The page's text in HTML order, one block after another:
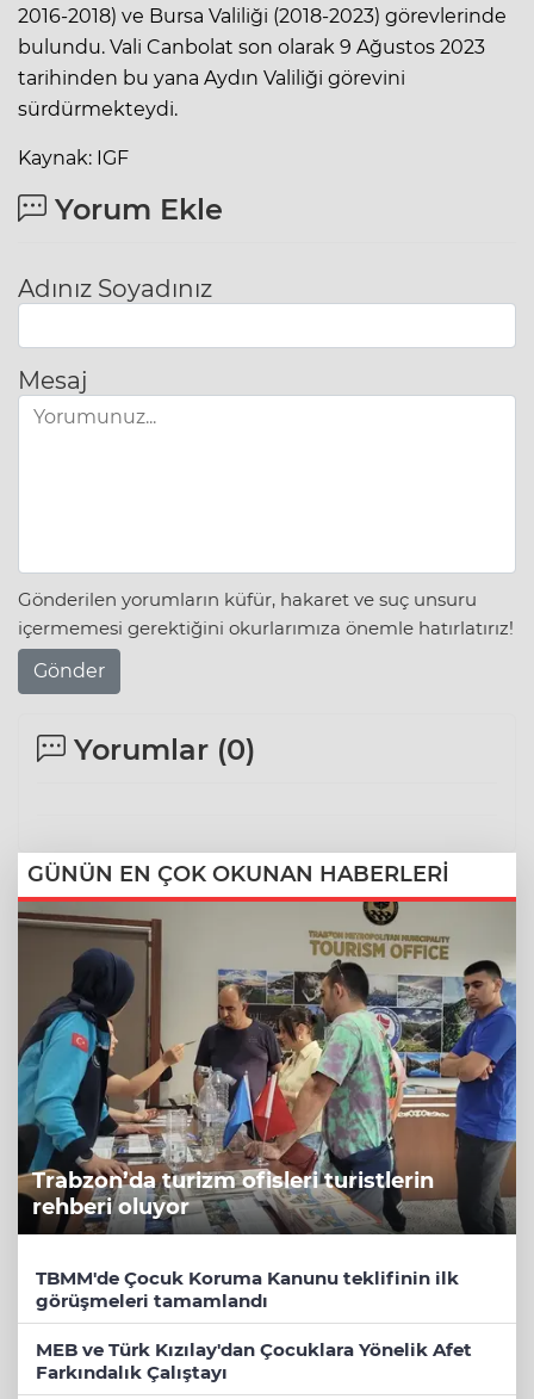
2016-2018) ve Bursa Valiliği (2018-2023) görevlerinde
bulundu. Vali Canbolat son olarak 9 Ağustos 2023
tarihinden bu yana Aydın Valiliği görevini
sürdürmekteydi.
Kaynak: IGF
Yorum Ekle
Adınız Soyadınız
Mesaj
Gönderilen yorumların küfür, hakaret ve suç unsuru
içermemesi gerektiğini okurlarımıza önemle hatırlatırız!
Gönder
Yorumlar (0)
GÜNÜN EN ÇOK OKUNAN HABERLERİ
Trabzon’da turizm ofisleri turistlerin
rehberi oluyor
TBMM'de Çocuk Koruma Kanunu teklifinin ilk
görüşmeleri tamamlandı
MEB ve Türk Kızılay'dan Çocuklara Yönelik Afet
Farkındalık Çalıştayı